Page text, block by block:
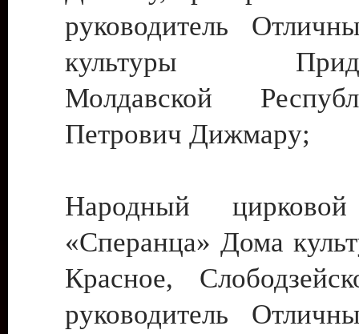
руководитель
культуры
Молдавской
Петрович Дижмару;
Народный цирковой
«Сперанца» Дома
Красное,
руководитель